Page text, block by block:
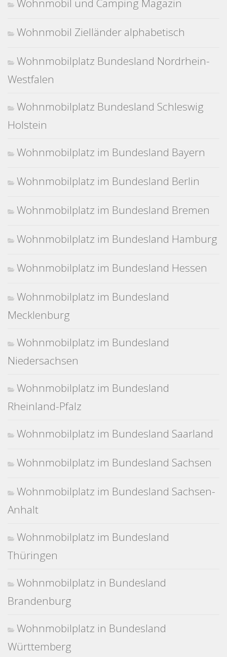
Wohnmobil und Camping Magazin
Wohnmobil Zielländer alphabetisch
Wohnmobilplatz Bundesland Nordrhein-
Westfalen
Wohnmobilplatz Bundesland Schleswig
Holstein
Wohnmobilplatz im Bundesland Bayern
Wohnmobilplatz im Bundesland Berlin
Wohnmobilplatz im Bundesland Bremen
Wohnmobilplatz im Bundesland Hamburg
Wohnmobilplatz im Bundesland Hessen
Wohnmobilplatz im Bundesland
Mecklenburg
Wohnmobilplatz im Bundesland
Niedersachsen
Wohnmobilplatz im Bundesland
Rheinland-Pfalz
Wohnmobilplatz im Bundesland Saarland
Wohnmobilplatz im Bundesland Sachsen
Wohnmobilplatz im Bundesland Sachsen-
Anhalt
Wohnmobilplatz im Bundesland
Thüringen
Wohnmobilplatz in Bundesland
Brandenburg
Wohnmobilplatz in Bundesland
Württemberg